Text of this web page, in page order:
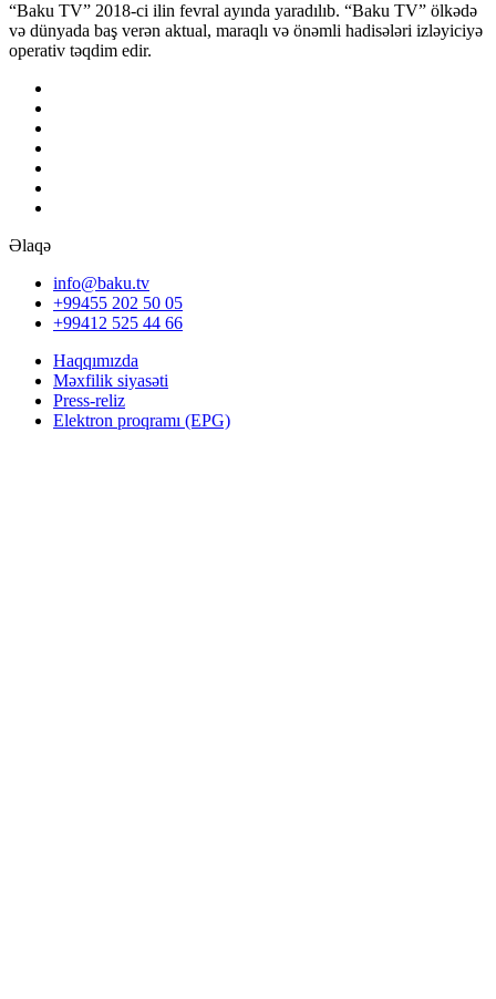
“Baku TV” 2018-ci ilin fevral ayında yaradılıb. “Baku TV” ölkədə
və dünyada baş verən aktual, maraqlı və önəmli hadisələri izləyiciyə
operativ təqdim edir.
Əlaqə
info@baku.tv
+99455 202 50 05
+99412 525 44 66
Haqqımızda
Məxfilik siyasəti
Press-reliz
Elektron proqramı (EPG)